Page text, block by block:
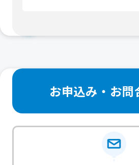
お申込み・お問